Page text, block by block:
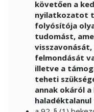
követően a
nyilatkozatot
folyósítója
tudomást,
felmondását
illetve a
teheti
annak okáról